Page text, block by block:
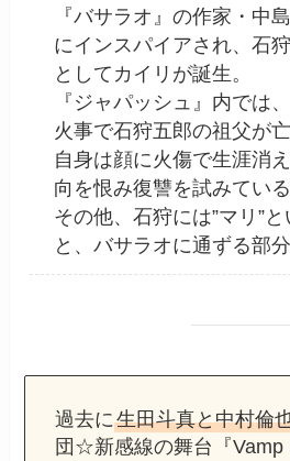
『バサラオ』の作家・中
にインスパイアされ、石
としてカイリが誕生。
『ジャパッシュ』内では
火事で石狩五郎の祖父が
自身は顔に火傷で生涯消
向を恨み復讐を試みている
その他、石狩には”マリ”
と、バサラオに通ずる部分
過去に生田斗真と中村倫
団☆新感線の舞台『Vamp